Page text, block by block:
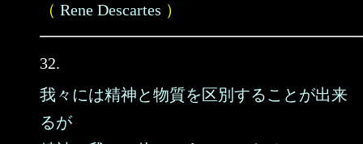
（ Rene Descartes ）
32.
我々には精神と物質を区別することが出来
るが